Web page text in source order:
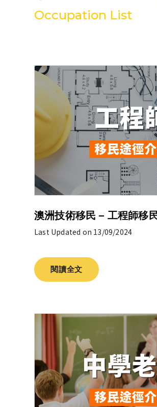
Occupation List
澳洲技術移民 – 工程師移
Last Updated on 13/09/2024
閱讀全文